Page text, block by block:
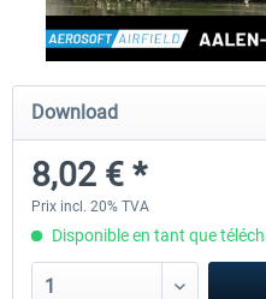
Aerosoft Airport Cologne/Bonn
Download
8,02 € *
Prix incl. 20% TVA
Disponible en tant que